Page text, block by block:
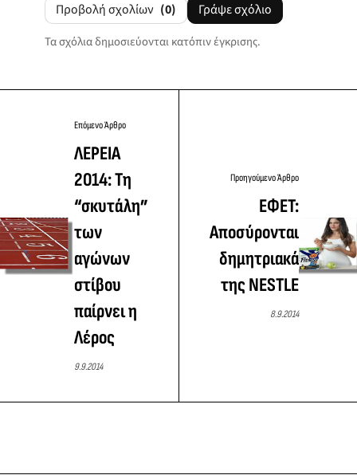
Προβολή σχολίων (0) Γράψε σχόλιο
Τα σχόλια δημοσιεύονται κατόπιν έγκρισης.
Επόμενο Άρθρο
ΛΕΡΕΙΑ
2014: Τη
“σκυτάλη”
των
αγώνων
στίβου
παίρνει η
Λέρος
9.9.2014
Προηγούμενο Άρθρο
ΕΦΕΤ:
Αποσύρονται
δημητριακά
της NESTLE
8.9.2014